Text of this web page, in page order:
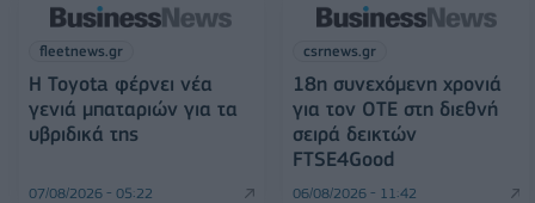
fleetnews.gr
Η Toyota φέρνει νέα
γενιά μπαταριών για τα
υβριδικά της
07/08/2026 - 05:22
csrnews.gr
18η συνεχόμενη χρονιά
για τον ΟΤΕ στη διεθνή
σειρά δεικτών
FTSE4Good
06/08/2026 - 11:42